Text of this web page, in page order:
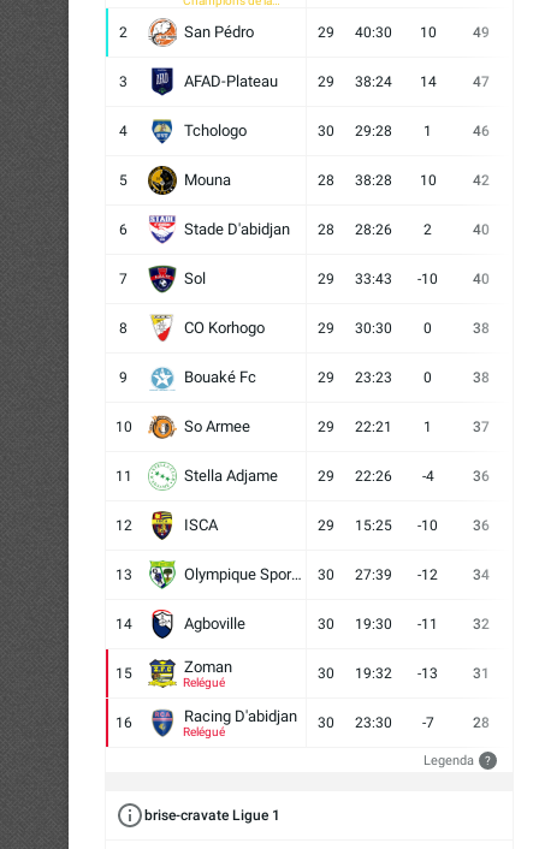
2 San Pédro 29 40:30 10 49
3 AFAD-Plateau 29 38:24 14 47
4 Tchologo 30 29:28 1 46
5 Mouna 28 38:28 10 42
6 Stade D'abidjan 28 28:26 2 40
7 Sol 29 33:43 -10 40
8 CO Korhogo 29 30:30 0 38
9 Bouaké Fc 29 23:23 0 38
10 So Armee 29 22:21 1 37
11 Stella Adjame 29 22:26 -4 36
12 ISCA 29 15:25 -10 36
13 Olympique Sport d'Abobo FC 30 27:39 -12 34
14 Agboville 30 19:30 -11 32
15 Zoman
Relégué
30 19:32 -13 31
16 Racing D'abidjan
Relégué
30 23:30 -7 28
Legenda ?
brise-cravate Ligue 1